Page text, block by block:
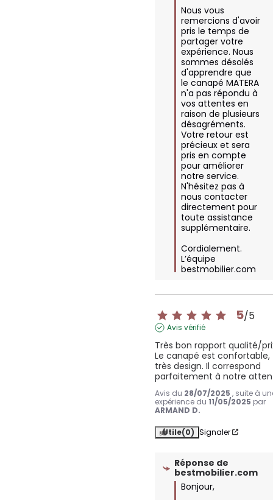
Nous vous
remercions d'avoir
pris le temps de
partager votre
expérience. Nous
sommes désolés
d'apprendre que
le canapé MATERA
n'a pas répondu à
vos attentes en
raison de plusieurs
désagréments.
Votre retour est
précieux et sera
pris en compte
pour améliorer
notre service.
N'hésitez pas à
nous contacter
directement pour
toute assistance
supplémentaire.
Cordialement.
L’équipe
bestmobilier.com
5/5
Avis vérifié
Très bon rapport qualité/
Le canapé est confortable,
très design. Il correspond
parfaitement à notre
Avis du 28/07/2025 , suite à
expérience du11/05/2025 par
ARMAND D.
Utile(0) Signaler
Réponse de
bestmobilier.com
Bonjour,